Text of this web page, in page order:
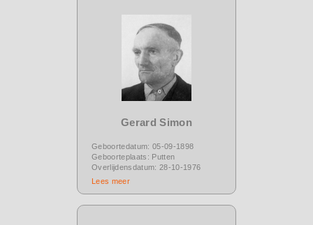
Gerard Simon
Geboortedatum: 05-09-1898
Geboorteplaats: Putten
Overlijdensdatum: 28-10-1976
Lees meer